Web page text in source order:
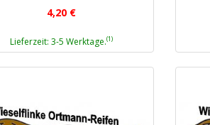
4,20 €
Lieferzeit: 3-5 Werktage.(1)